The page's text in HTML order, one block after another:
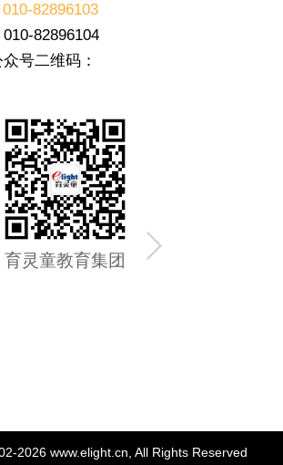
010-82896103
82896104
号二维码：
育灵童教育集团
2026 www.elight.cn, All Rights Reserved